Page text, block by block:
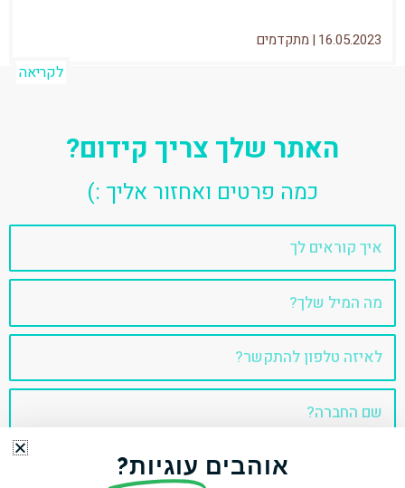
16.05.2023
| מתקדמים
לקריאה
האתר שלך צריך קידום?
כמה פרטים ואחזור אליך :)
דבר איתי!
אוהבים עוגיות?